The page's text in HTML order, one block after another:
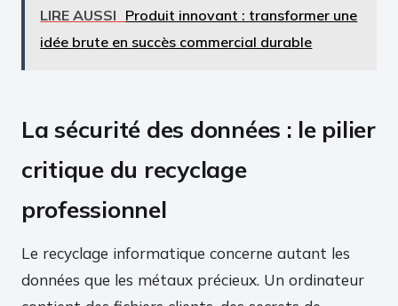
LIRE AUSSI Produit innovant : transformer une
idée brute en succès commercial durable
La sécurité des données : le pilier
critique du recyclage
professionnel
Le recyclage informatique concerne autant les
données que les métaux précieux. Un ordinateur